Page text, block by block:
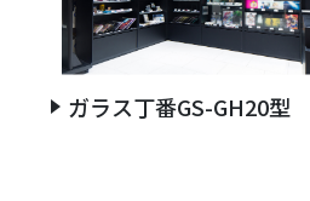
ガラス丁番GS-GH20型